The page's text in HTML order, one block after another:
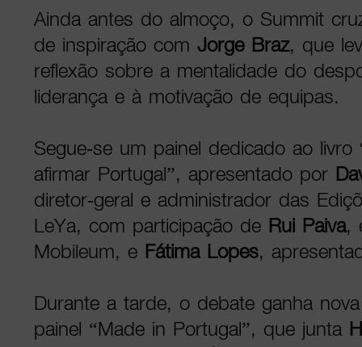
Ainda antes do almoço, o Summit
de inspiração comJorge Braz, que
reflexão sobre a mentalidade do
liderança e à motivação de equipas.
Segue-se um painel dedicado ao livro
afirmar Portugal”, apresentado por
diretor-geral e administrador das
LeYa, com participação de Rui Paiva,
Mobileum, e Fátima Lopes,
Durante a tarde, o debate ganha
painel “Made in Portugal”, que junta